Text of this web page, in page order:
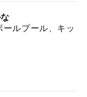
ルプール、キッ